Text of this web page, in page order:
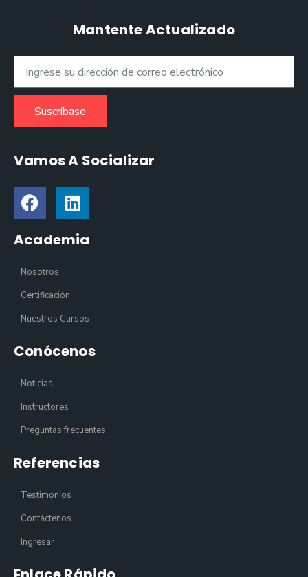
Mantente Actualizado
Suscríbase
Vamos A Socializar
Academia
Nosotros
Certificación
Nuestros Cursos
Conócenos
Noticias
Instructores
Preguntas frecuentes
Referencias
Testimonios
Contáctenos
Ingresar